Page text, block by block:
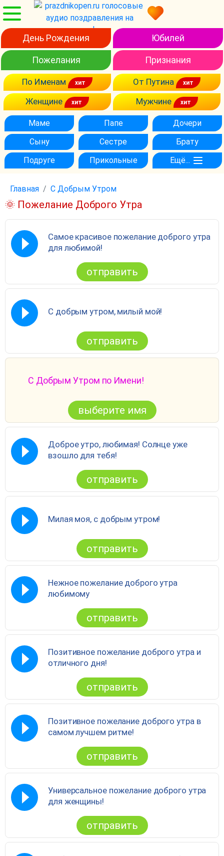
День Рождения Юбилей
Пожелания Признания
По Именам
От Путина
Женщине
Мужчине
Маме Папе
Дочери
Сыну
Сестре
Брату
Подруге
Прикольные Ещё...
Главная С Добрым Утром
🌞 Пожелание Доброго Утра
Самое красивое пожелание доброго утра
для любимой!
отправить
С добрым утром, милый мой!
отправить
С Добрым Утром по Имени!
выберите имя
Доброе утро, любимая! Солнце уже
взошло для тебя!
отправить
Милая моя, с добрым утром!
отправить
Нежное пожелание доброго утра
любимому
отправить
Позитивное пожелание доброго утра и
отличного дня!
отправить
Позитивное пожелание доброго утра в
самом лучшем ритме!
отправить
Универсальное пожелание доброго утра
для женщины!
отправить